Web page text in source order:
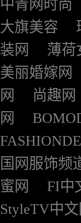
中青网时尚
大旗美容
装网
薄荷
美丽婚嫁网
网
尚趣网
网
国网服饰频
蜜网
FI中
StyleTV中文